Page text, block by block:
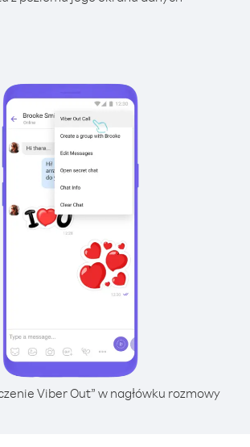
Viber Out” w nagłówku rozmowy